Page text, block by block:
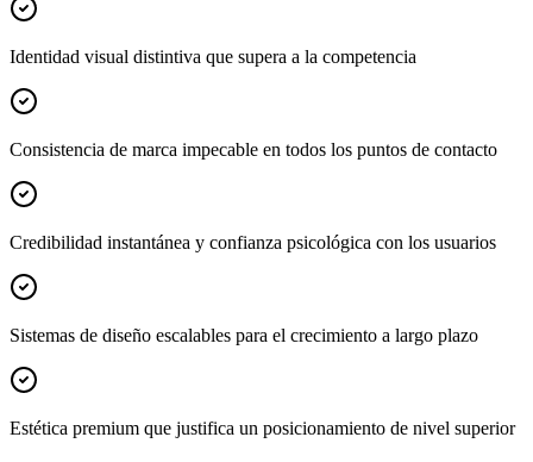
Identidad visual distintiva que supera a la competencia
Consistencia de marca impecable en todos los puntos de contacto
Credibilidad instantánea y confianza psicológica con los usuarios
Sistemas de diseño escalables para el crecimiento a largo plazo
Estética premium que justifica un posicionamiento de nivel superior